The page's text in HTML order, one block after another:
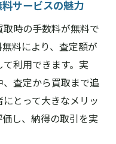
サービスの魅力
時の手数料が無料で
料により、査定額が
利用できます。実
査定から買取まで追
とって大きなメリッ
し、納得の取引を実